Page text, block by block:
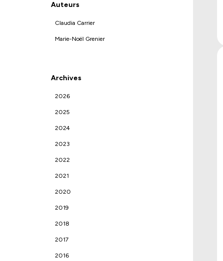
Auteurs
Claudia Carrier
Marie-Noël Grenier
Archives
2026
2025
2024
2023
2022
2021
2020
2019
2018
2017
2016